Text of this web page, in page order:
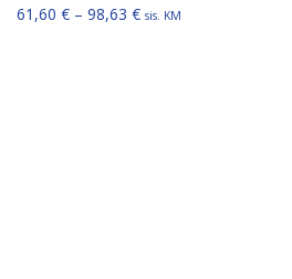
61,60 € – 98,63 €Hinnavahemik: 61,60
sis. KM